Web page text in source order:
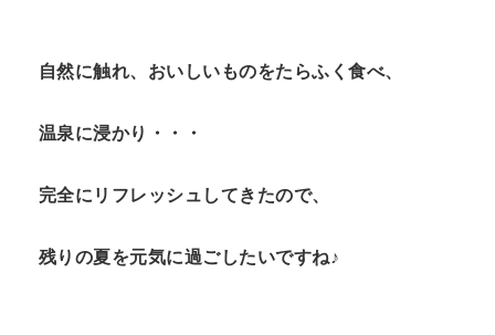
自然に触れ、おいしいものをたらふく食べ、
温泉に浸かり・・・
完全にリフレッシュしてきたので、
残りの夏を元気に過ごしたいですね♪